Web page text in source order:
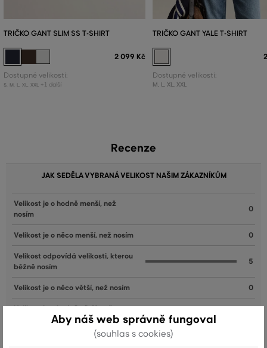
TRIČKO GANT SLIM SS T-SHIRT
2 099 Kč
Dostupné velikosti:
S M L XL XXL +1 další
TRIČKO GANT YALE T-SHIRT
Dostupné velikosti:
M, L, XL, XXL
Recenze
JAK SEDĚLA VYBRANÁ VELIKOST NAŠIM ZÁKAZNÍKŮM
Velikost je o hodně menší, než
nosím
0
Velikost je o něco menší, než nosím 0
Velikost odpovídá velikosti, kterou
běžně nosím
5
Velikost je o něco větší, než nosím 0
Velikost je o hodně větší, než
Aby náš web správně fungoval
(souhlas s cookies)